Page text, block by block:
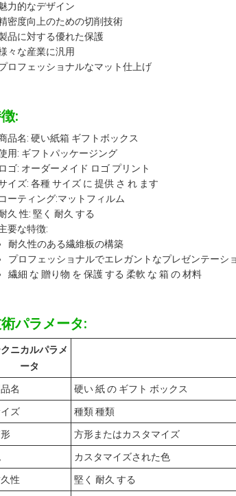
力的なデザイン
密度向上のための切削技術
品に対する優れた保護
々な産業に汎用
ロフェッショナルなマット仕上げ
:
品名: 硬い紙箱 ギフトボックス
用: ギフトパッケージング
ロゴ: オーダーメイド ロゴ プリント
イズ: 各種 サイズ に 提供 さ れ ます
コーティング:マットフィルム
久 性: 堅く 耐久 する
要な特徴:
耐久性のある繊維板の構築
プロフェッショナルでエレガントなプレゼンテーシ
繊細 な 贈り物 を 保護 する 柔軟 な 箱 の 材料
パラメータ:
ニカルパラメ
ータ
名 硬い 紙 の ギフト ボックス
ズ 種類 種類
方形またはカスタマイズ
カスタマイズされた色
性 堅く 耐久 する